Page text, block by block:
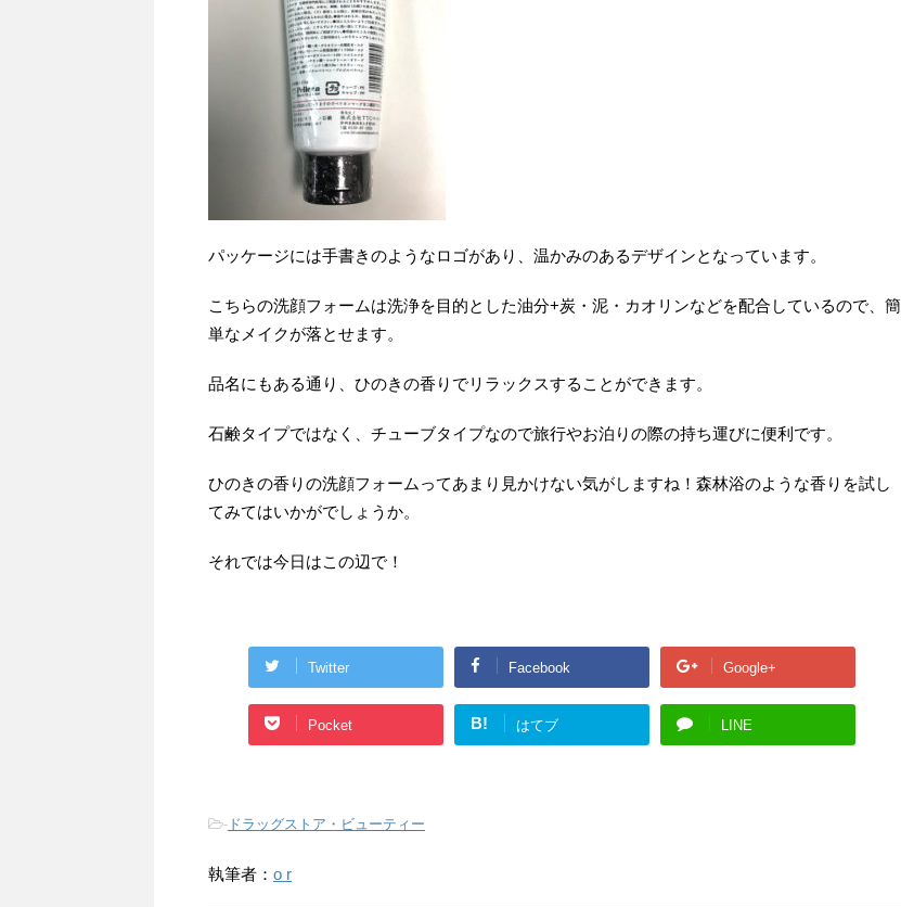
パッケージには手書きのようなロゴがあり、温かみのあるデザインとなっています。
こちらの洗顔フォームは洗浄を目的とした油分+炭・泥・カオリンなどを配合しているので、簡
単なメイクが落とせます。
品名にもある通り、ひのきの香りでリラックスすることができます。
石鹸タイプではなく、チューブタイプなので旅行やお泊りの際の持ち運びに便利です。
ひのきの香りの洗顔フォームってあまり見かけない気がしますね！森林浴のような香りを試し
てみてはいかがでしょうか。
それでは今日はこの辺で！
Twitter Facebook Google+
Pocket B! はてブ LINE
- ドラッグストア・ビューティー
執筆者： o r